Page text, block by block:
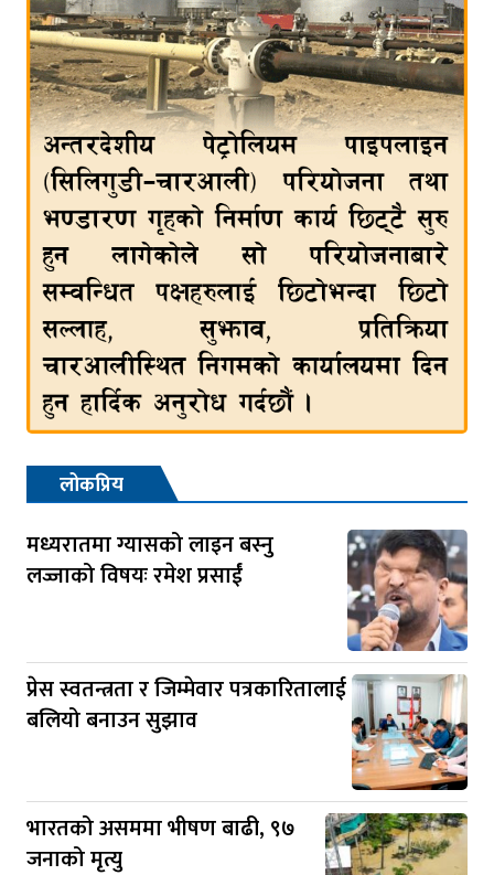
लोकप्रिय
मध्यरातमा ग्यासको लाइन बस्नु
लज्जाको विषयः रमेश प्रसाईं
प्रेस स्वतन्त्रता र जिम्मेवार पत्रकारितालाई
बलियो बनाउन सुझाव
भारतको असममा भीषण बाढी, ९७
जनाको मृत्यु